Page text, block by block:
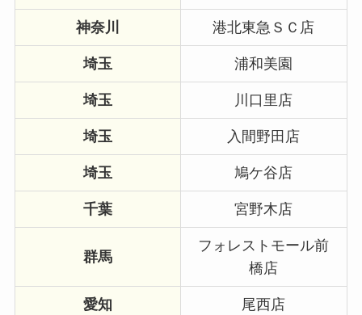
神奈川 港北東急ＳＣ店
埼玉 浦和美園
埼玉 川口里店
埼玉 入間野田店
埼玉 鳩ケ谷店
千葉 宮野木店
群馬
フォレストモール前
橋店
愛知 尾西店